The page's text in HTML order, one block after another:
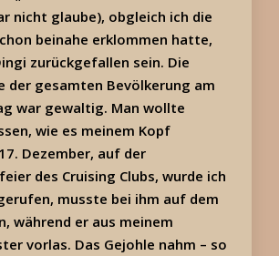
nicht glaube), obgleich ich die
beinahe erklommen hatte,
zurückgefallen sein. Die
der gesamten Bevölkerung am
war gewaltig. Man wollte
wie es meinem Kopf
Dezember, auf der
des Cruising Clubs, wurde ich
musste bei ihm auf dem
während er aus meinem
vorlas. Das Gejohle nahm – so